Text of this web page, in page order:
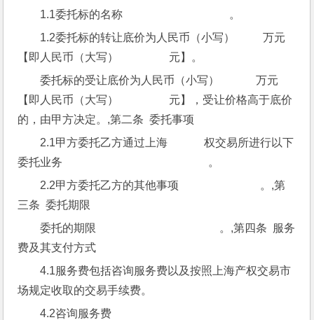
1.1委托标的名称                                      。
1.2委托标的转让底价为人民币（小写）          万元
【即人民币（大写）                  元】。
委托标的受让底价为人民币（小写）             万元
【即人民币（大写）                  元】，受让价格高于底价
的，由甲方决定。,第二条  委托事项
2.1甲方委托乙方通过上海             权交易所进行以下
委托业务                                                    。
2.2甲方委托乙方的其他事项                             。,第
三条  委托期限
委托的期限                                            。,第四条  服务
费及其支付方式
4.1服务费包括咨询服务费以及按照上海产权交易市
场规定收取的交易手续费。
4.2咨询服务费